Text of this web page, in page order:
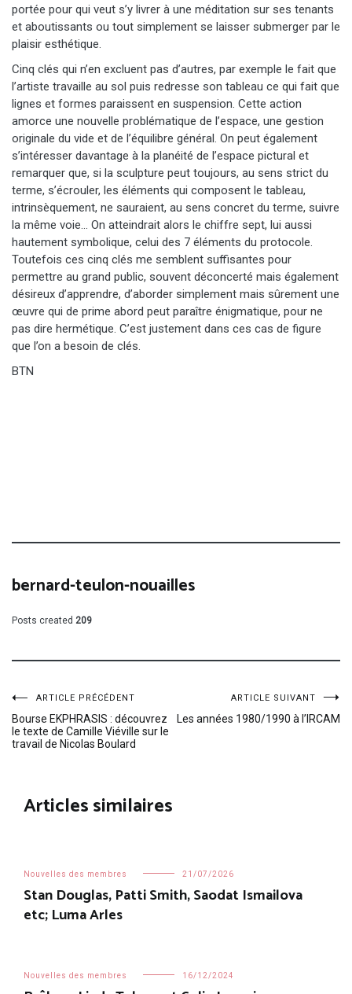
portée pour qui veut s’y livrer à une méditation sur ses tenants
et aboutissants ou tout simplement se laisser submerger par le
plaisir esthétique.
Cinq clés qui n’en excluent pas d’autres, par exemple le fait que
l’artiste travaille au sol puis redresse son tableau ce qui fait que
lignes et formes paraissent en suspension. Cette action
amorce une nouvelle problématique de l’espace, une gestion
originale du vide et de l’équilibre général. On peut également
s’intéresser davantage à la planéité de l’espace pictural et
remarquer que, si la sculpture peut toujours, au sens strict du
terme, s’écrouler, les éléments qui composent le tableau,
intrinsèquement, ne sauraient, au sens concret du terme, suivre
la même voie… On atteindrait alors le chiffre sept, lui aussi
hautement symbolique, celui des 7 éléments du protocole.
Toutefois ces cinq clés me semblent suffisantes pour
permettre au grand public, souvent déconcerté mais également
désireux d’apprendre, d’aborder simplement mais sûrement une
œuvre qui de prime abord peut paraître énigmatique, pour ne
pas dire hermétique. C’est justement dans ces cas de figure
que l’on a besoin de clés.
BTN
bernard-teulon-nouailles
Posts created 209
Navigation
de
l’article
ARTICLE PRÉCÉDENT
Bourse EKPHRASIS : découvrez
le texte de Camille Viéville sur le
travail de Nicolas Boulard
ARTICLE SUIVANT
Les années 1980/1990 à l’IRCAM
Articles similaires
Nouvelles des membres 21/07/2026
Stan Douglas, Patti Smith, Saodat Ismailova
etc; Luma Arles
Nouvelles des membres 16/12/2024